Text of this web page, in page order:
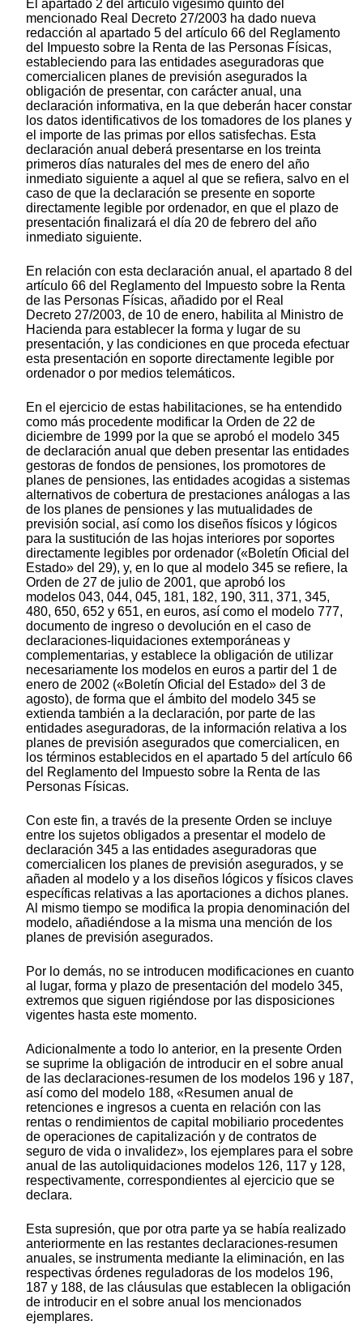
El apartado 2 del artículo vigésimo quinto del
mencionado Real Decreto 27/2003 ha dado nueva
redacción al apartado 5 del artículo 66 del Reglamento
del Impuesto sobre la Renta de las Personas Físicas,
estableciendo para las entidades aseguradoras que
comercialicen planes de previsión asegurados la
obligación de presentar, con carácter anual, una
declaración informativa, en la que deberán hacer constar
los datos identificativos de los tomadores de los planes y
el importe de las primas por ellos satisfechas. Esta
declaración anual deberá presentarse en los treinta
primeros días naturales del mes de enero del año
inmediato siguiente a aquel al que se refiera, salvo en el
caso de que la declaración se presente en soporte
directamente legible por ordenador, en que el plazo de
presentación finalizará el día 20 de febrero del año
inmediato siguiente.
En relación con esta declaración anual, el apartado 8 del
artículo 66 del Reglamento del Impuesto sobre la Renta
de las Personas Físicas, añadido por el Real
Decreto 27/2003, de 10 de enero, habilita al Ministro de
Hacienda para establecer la forma y lugar de su
presentación, y las condiciones en que proceda efectuar
esta presentación en soporte directamente legible por
ordenador o por medios telemáticos.
En el ejercicio de estas habilitaciones, se ha entendido
como más procedente modificar la Orden de 22 de
diciembre de 1999 por la que se aprobó el modelo 345
de declaración anual que deben presentar las entidades
gestoras de fondos de pensiones, los promotores de
planes de pensiones, las entidades acogidas a sistemas
alternativos de cobertura de prestaciones análogas a las
de los planes de pensiones y las mutualidades de
previsión social, así como los diseños físicos y lógicos
para la sustitución de las hojas interiores por soportes
directamente legibles por ordenador («Boletín Oficial del
Estado» del 29), y, en lo que al modelo 345 se refiere, la
Orden de 27 de julio de 2001, que aprobó los
modelos 043, 044, 045, 181, 182, 190, 311, 371, 345,
480, 650, 652 y 651, en euros, así como el modelo 777,
documento de ingreso o devolución en el caso de
declaraciones-liquidaciones extemporáneas y
complementarias, y establece la obligación de utilizar
necesariamente los modelos en euros a partir del 1 de
enero de 2002 («Boletín Oficial del Estado» del 3 de
agosto), de forma que el ámbito del modelo 345 se
extienda también a la declaración, por parte de las
entidades aseguradoras, de la información relativa a los
planes de previsión asegurados que comercialicen, en
los términos establecidos en el apartado 5 del artículo 66
del Reglamento del Impuesto sobre la Renta de las
Personas Físicas.
Con este fin, a través de la presente Orden se incluye
entre los sujetos obligados a presentar el modelo de
declaración 345 a las entidades aseguradoras que
comercialicen los planes de previsión asegurados, y se
añaden al modelo y a los diseños lógicos y físicos claves
específicas relativas a las aportaciones a dichos planes.
Al mismo tiempo se modifica la propia denominación del
modelo, añadiéndose a la misma una mención de los
planes de previsión asegurados.
Por lo demás, no se introducen modificaciones en cuanto
al lugar, forma y plazo de presentación del modelo 345,
extremos que siguen rigiéndose por las disposiciones
vigentes hasta este momento.
Adicionalmente a todo lo anterior, en la presente Orden
se suprime la obligación de introducir en el sobre anual
de las declaraciones-resumen de los modelos 196 y 187,
así como del modelo 188, «Resumen anual de
retenciones e ingresos a cuenta en relación con las
rentas o rendimientos de capital mobiliario procedentes
de operaciones de capitalización y de contratos de
seguro de vida o invalidez», los ejemplares para el sobre
anual de las autoliquidaciones modelos 126, 117 y 128,
respectivamente, correspondientes al ejercicio que se
declara.
Esta supresión, que por otra parte ya se había realizado
anteriormente en las restantes declaraciones-resumen
anuales, se instrumenta mediante la eliminación, en las
respectivas órdenes reguladoras de los modelos 196,
187 y 188, de las cláusulas que establecen la obligación
de introducir en el sobre anual los mencionados
ejemplares.